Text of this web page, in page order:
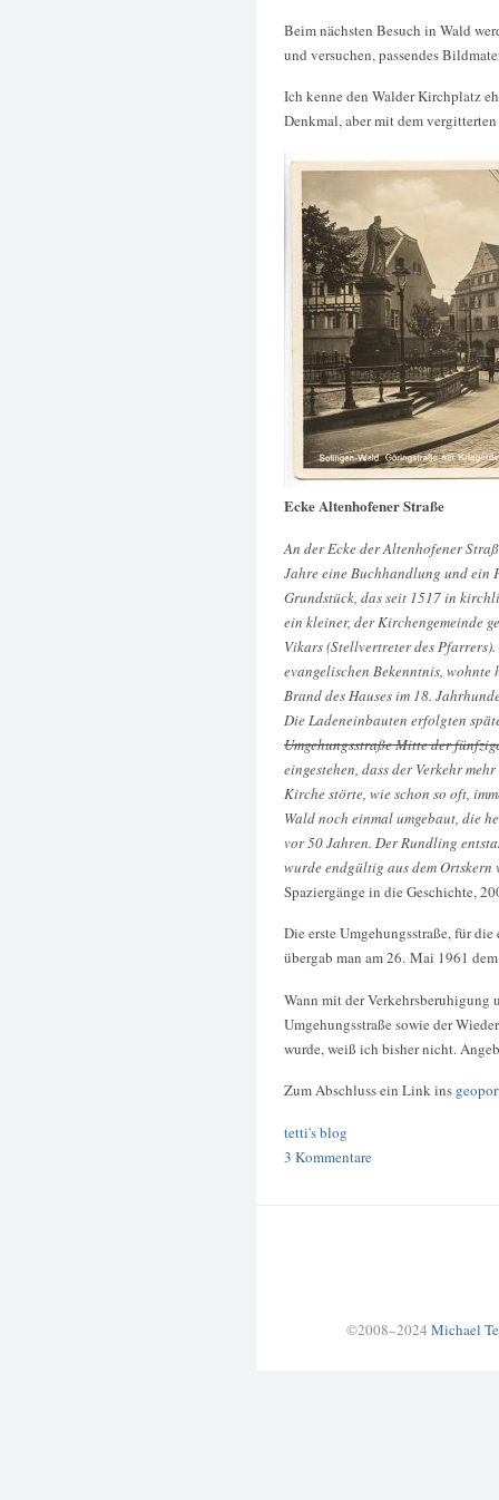
Beim nächsten Besuch in Wald
und versuchen, passendes
Ich kenne den Walder Kirchplatz
Denkmal, aber mit dem
Ecke Altenhofener Straße
An der Ecke der Altenhofener
Jahre eine Buchhandlung und ein
Grundstück, das seit 1517 in
ein kleiner, der Kirchengemeinde
Vikars (Stellvertreter des
evangelischen Bekenntnis,
Brand des Hauses im 18.
Die Ladeneinbauten erfolgten
Umgehungsstraße Mitte der
eingestehen, dass der Verkehr
Kirche störte, wie schon so oft,
Wald noch einmal umgebaut, die
vor 50 Jahren. Der Rundling
wurde endgültig aus dem Ortskern
Spaziergänge in die Geschichte,
Die erste Umgehungsstraße, für
übergab man am 26. Mai 1961
Wann mit der Verkehrsberuhigung
Umgehungsstraße sowie der
wurde, weiß ich bisher nicht.
Zum Abschluss ein Link ins
tetti's blog
3 Kommentare
©2008–2024 Michael